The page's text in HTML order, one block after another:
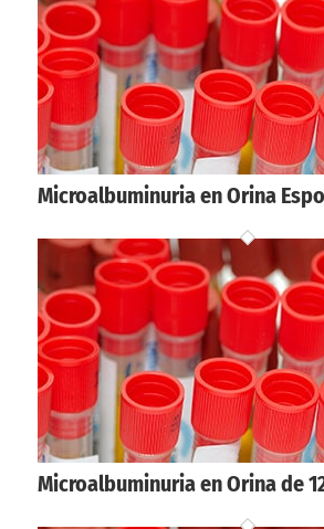
Microalbuminuria en Orina
Microalbuminuria en Orina de